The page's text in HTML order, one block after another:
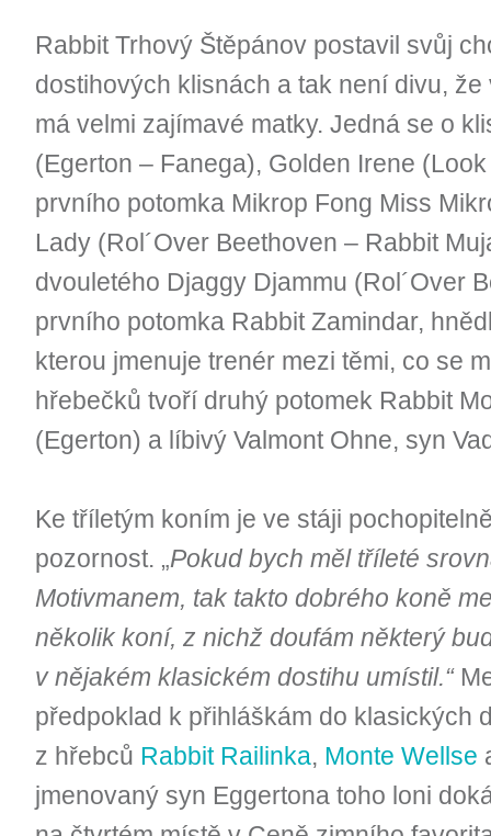
Rabbit Trhový Štěpánov postavil svůj
dostihových klisnách a tak není divu,
má velmi zajímavé matky. Jedná se o
(Egerton – Fanega), Golden Irene
prvního potomka Mikrop Fong Miss
Lady (Rol´Over Beethoven – Rabbit
dvouletého Djaggy Djammu (Rol´Over
prvního potomka Rabbit Zamindar,
kterou jmenuje trenér mezi těmi, co se
hřebečků tvoří druhý potomek Rabbit
(Egerton) a líbivý Valmont Ohne, syn
Ke tříletým koním je ve stáji
pozornost. „Pokud bych měl tříleté
Motivmanem, tak takto dobrého koně
několik koní, z nichž doufám některý
v nějakém klasickém dostihu umístil.“
předpoklad k přihláškám do klasických
z hřebců Rabbit Railinka, Monte Wellse
jmenovaný syn Eggertona toho loni